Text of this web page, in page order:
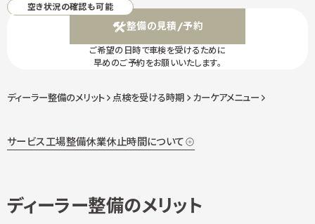
ディーラー整備のメリット 点検を受ける時期 カーケアメニュー
空き状況の確認も可能
整備の見積/予約
ご希望の日時で車検を受けるために
早めのご予約をお願いいたします。
サービス工場整備休業休止時間について
ディーラー整備のメリット